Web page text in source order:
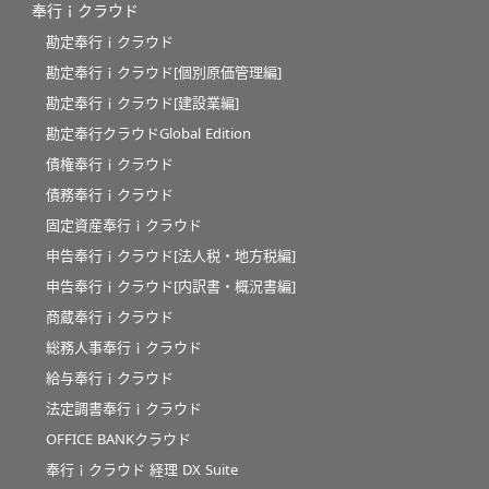
奉行ｉクラウド
勘定奉行ｉクラウド
勘定奉行ｉクラウド[個別原価管理編]
勘定奉行ｉクラウド[建設業編]
勘定奉行クラウドGlobal Edition
債権奉行ｉクラウド
債務奉行ｉクラウド
固定資産奉行ｉクラウド
申告奉行ｉクラウド[法人税・地方税編]
申告奉行ｉクラウド[内訳書・概況書編]
商蔵奉行ｉクラウド
総務人事奉行ｉクラウド
給与奉行ｉクラウド
法定調書奉行ｉクラウド
OFFICE BANKクラウド
奉行ｉクラウド 経理 DX Suite